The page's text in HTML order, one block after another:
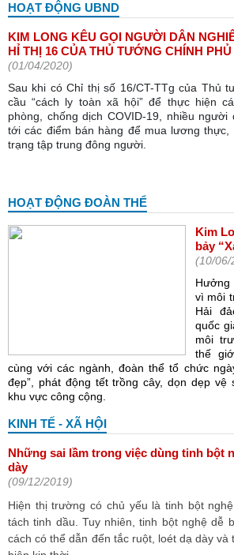
HOẠT ĐỘNG UBND
KIM LONG KÊU GỌI NGƯỜI DÂN
HỈ THỊ 16 CỦA THỦ TƯỚNG CHÍNH PHỦ
(01/04/2020)
Sau khi có Chỉ thị số 16/CT-TTg của Thủ
cầu “cách ly toàn xã hội” để thực hiện
phòng, chống dịch COVID-19, nhiều
tới các điểm bán hàng để mua lương
trạng tập trung đông người.
HOẠT ĐỘNG ĐOÀN THỂ
Kim
bảy
(10/06/
Hưởng
vì môi
Hải
quốc
môi
thế
cùng với các ngành, đoàn thể tổ chức
đẹp”, phát động tết trồng cây, dọn dẹp vệ
khu vực công cộng.
KINH TẾ - XÃ HỘI
Những sai lầm trong việc dùng tinh bột
dày
(09/12/2019)
Hiện thị trường có chủ yếu là tinh bột
tách tinh dầu. Tuy nhiên, tinh bột nghệ dễ
cách có thể dẫn đến tắc ruột, loét dạ dày